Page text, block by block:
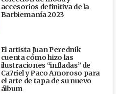
accesorios definitiva de la
Barbiemanía 2023
El artista Juan Perednik
cuenta cómo hizo las
ilustraciones “infladas” de
Ca7riel y Paco Amoroso para
el arte de tapa de su nuevo
álbum